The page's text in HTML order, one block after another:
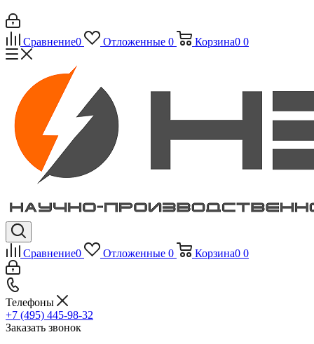
Сравнение0 Отложенные 0 Корзина0 0
Сравнение0 Отложенные 0 Корзина0 0
Телефоны
+7 (495) 445-98-32
Заказать звонок